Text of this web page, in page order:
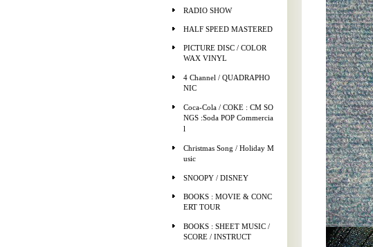
RADIO SHOW
HALF SPEED MASTERED
PICTURE DISC / COLOR
WAX VINYL
4 Channel / QUADRAPHO
NIC
Coca-Cola / COKE : CM SO
NGS :Soda POP Commercia
l
Christmas Song / Holiday M
usic
SNOOPY / DISNEY
BOOKS : MOVIE & CONC
ERT TOUR
BOOKS : SHEET MUSIC /
SCORE / INSTRUCT